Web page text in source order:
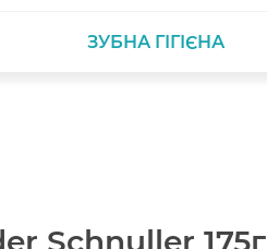
ЗУБНА ГІГІЄНА
Schnuller 175г